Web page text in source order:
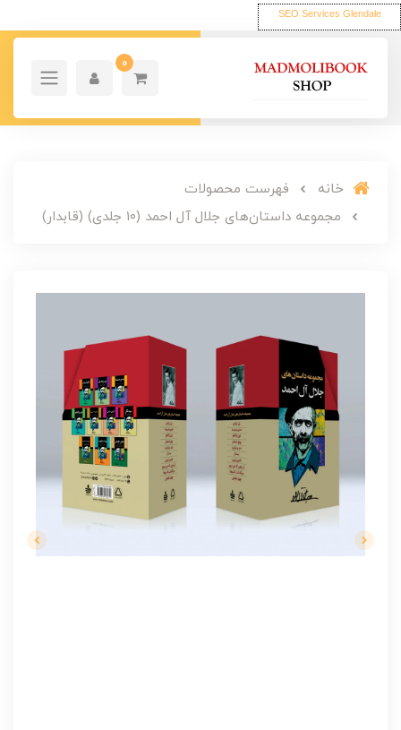
SEO Services Glendale
0
خانه
فهرست محصولات
مجموعه داستان‌های جلال آل احمد (۱۰ جلدی) (قابدار)